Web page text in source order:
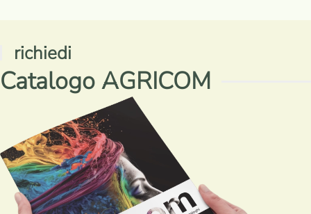
richiedi
Catalogo AGRICOM